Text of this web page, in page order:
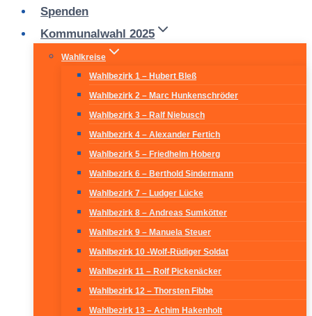
Spenden
Kommunalwahl 2025
Wahlkreise
Wahlbezirk 1 – Hubert Bleß
Wahlbezirk 2 – Marc Hunkenschröder
Wahlbezirk 3 – Ralf Niebusch
Wahlbezirk 4 – Alexander Fertich
Wahlbezirk 5 – Friedhelm Hoberg
Wahlbezirk 6 – Berthold Sindermann
Wahlbezirk 7 – Ludger Lücke
Wahlbezirk 8 – Andreas Sumkötter
Wahlbezirk 9 – Manuela Steuer
Wahlbezirk 10 -Wolf-Rüdiger Soldat
Wahlbezirk 11 – Rolf Pickenäcker
Wahlbezirk 12 – Thorsten Fibbe
Wahlbezirk 13 – Achim Hakenholt